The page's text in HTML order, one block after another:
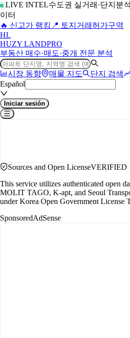
LIVE INTEL수도권 실거래·단지분
이터
🔥 신고가 랭킹 📍 토지거래허가구역
HL
HUZY LANDPRO
부동산 매수·매도·중개 전문 분석
시장 동향 매물 지도 단지 검색
Español
Iniciar sesión
Sources and Open LicenseVERIFIED
This service utilizes authenticated open
MOLIT TAGO, K-apt, and Seoul
under Korea Open Government License
SponsoredAdSense